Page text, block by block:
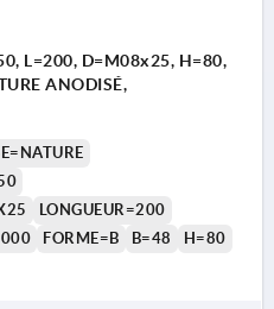
L=200, D=M08x25, H=80,
ANODISÉ,
LONGUEUR=200
FORME=B B=48 H=80